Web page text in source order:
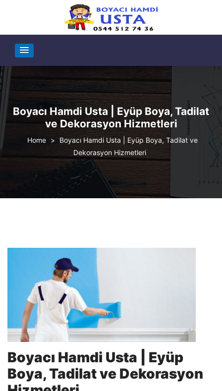
Boyacı Hamdi Usta | Eyüp Boya, Tadilat
ve Dekorasyon Hizmetleri
>
Boyacı Hamdi Usta | Eyüp Boya, Tadilat ve
Dekorasyon Hizmetleri
Boyacı Hamdi Usta | Eyüp
Boya, Tadilat ve Dekorasyon